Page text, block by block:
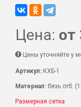
Цена: от
Цены уточняйте у
Артикул: КХБ-1
Материал: бязь отб.
Размерная сетка